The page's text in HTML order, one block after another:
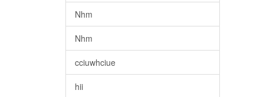
Nhm
Nhm
cciuwhciue
hii